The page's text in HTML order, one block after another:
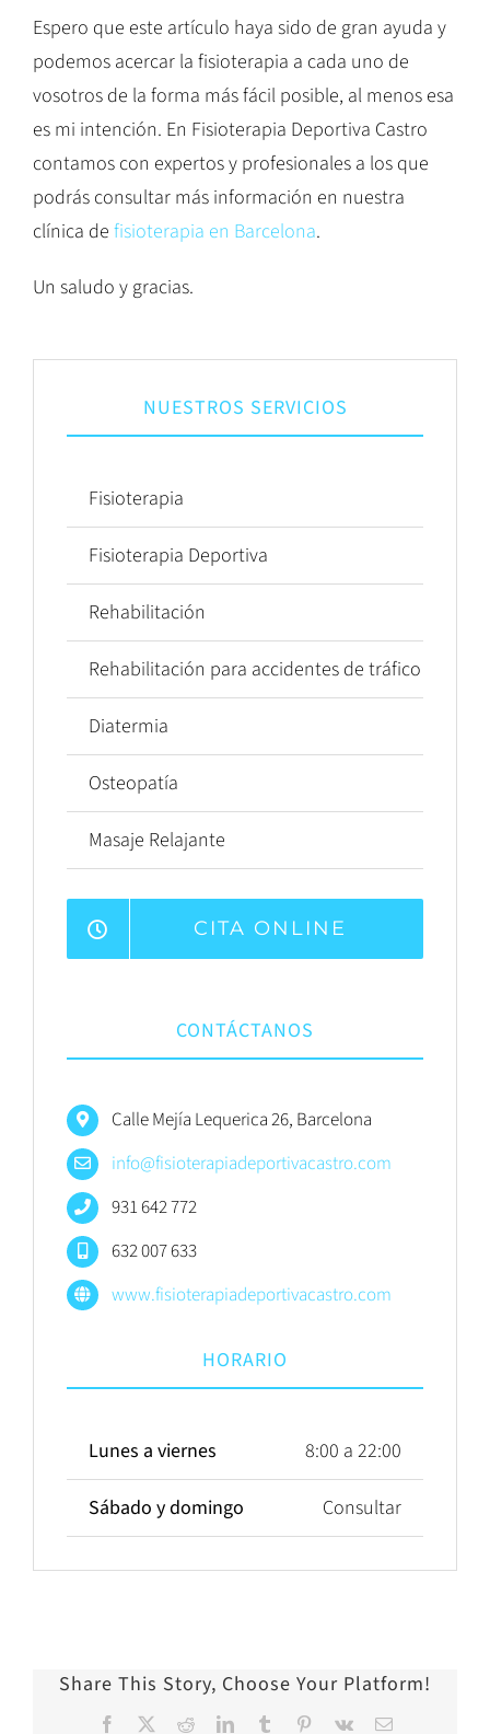
Espero que este artículo haya sido de gran ayuda y
podemos acercar la fisioterapia a cada uno de
vosotros de la forma más fácil posible, al menos esa
es mi intención. En Fisioterapia Deportiva Castro
contamos con expertos y profesionales a los que
podrás consultar más información en nuestra
clínica de fisioterapia en Barcelona.
Un saludo y gracias.
NUESTROS SERVICIOS
Fisioterapia
Fisioterapia Deportiva
Rehabilitación
Rehabilitación para accidentes de tráfico
Diatermia
Osteopatía
Masaje Relajante
CITA ONLINE
CONTÁCTANOS
Calle Mejía Lequerica 26, Barcelona
info@fisioterapiadeportivacastro.com
931 642 772
632 007 633
www.fisioterapiadeportivacastro.com
HORARIO
Lunes a viernes 8:00 a 22:00
Sábado y domingo Consultar
Share This Story, Choose Your Platform!
Facebook RedditLinkedInTumblr Pinterest
Vk
Correo